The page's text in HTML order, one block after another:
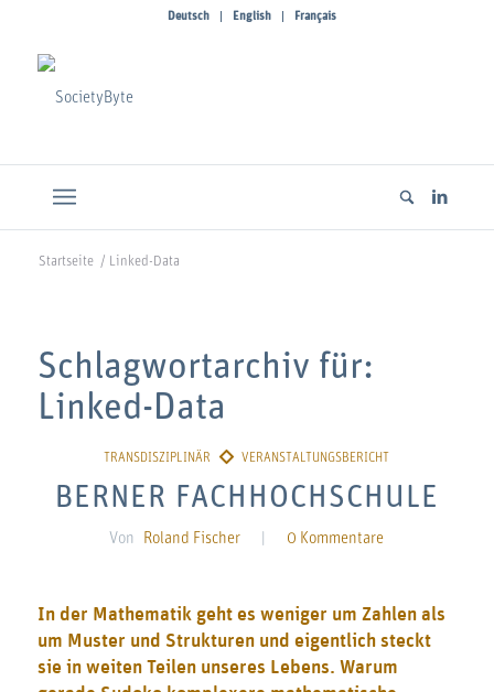
Deutsch English Français
Startseite / Linked-Data
Schlagwortarchiv für:
Linked-Data
BERNER FACHHOCHSCHULE
Von Roland Fischer 0 Kommentare
In der Mathematik geht es weniger um Zahlen als
um Muster und Strukturen und eigentlich steckt
sie in weiten Teilen unseres Lebens. Warum